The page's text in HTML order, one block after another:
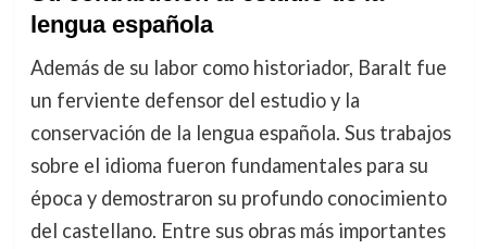
lengua española
Además de su labor como historiador, Baralt fue
un ferviente defensor del estudio y la
conservación de la lengua española. Sus trabajos
sobre el idioma fueron fundamentales para su
época y demostraron su profundo conocimiento
del castellano. Entre sus obras más importantes